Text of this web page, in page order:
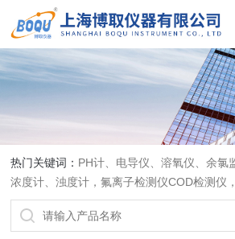
热门关键词： PH计、电导仪、溶氧仪、余氯
浓度计、浊度计，氟离子检测仪COD检测仪
仪，PH电极、溶氧电极、电导电极